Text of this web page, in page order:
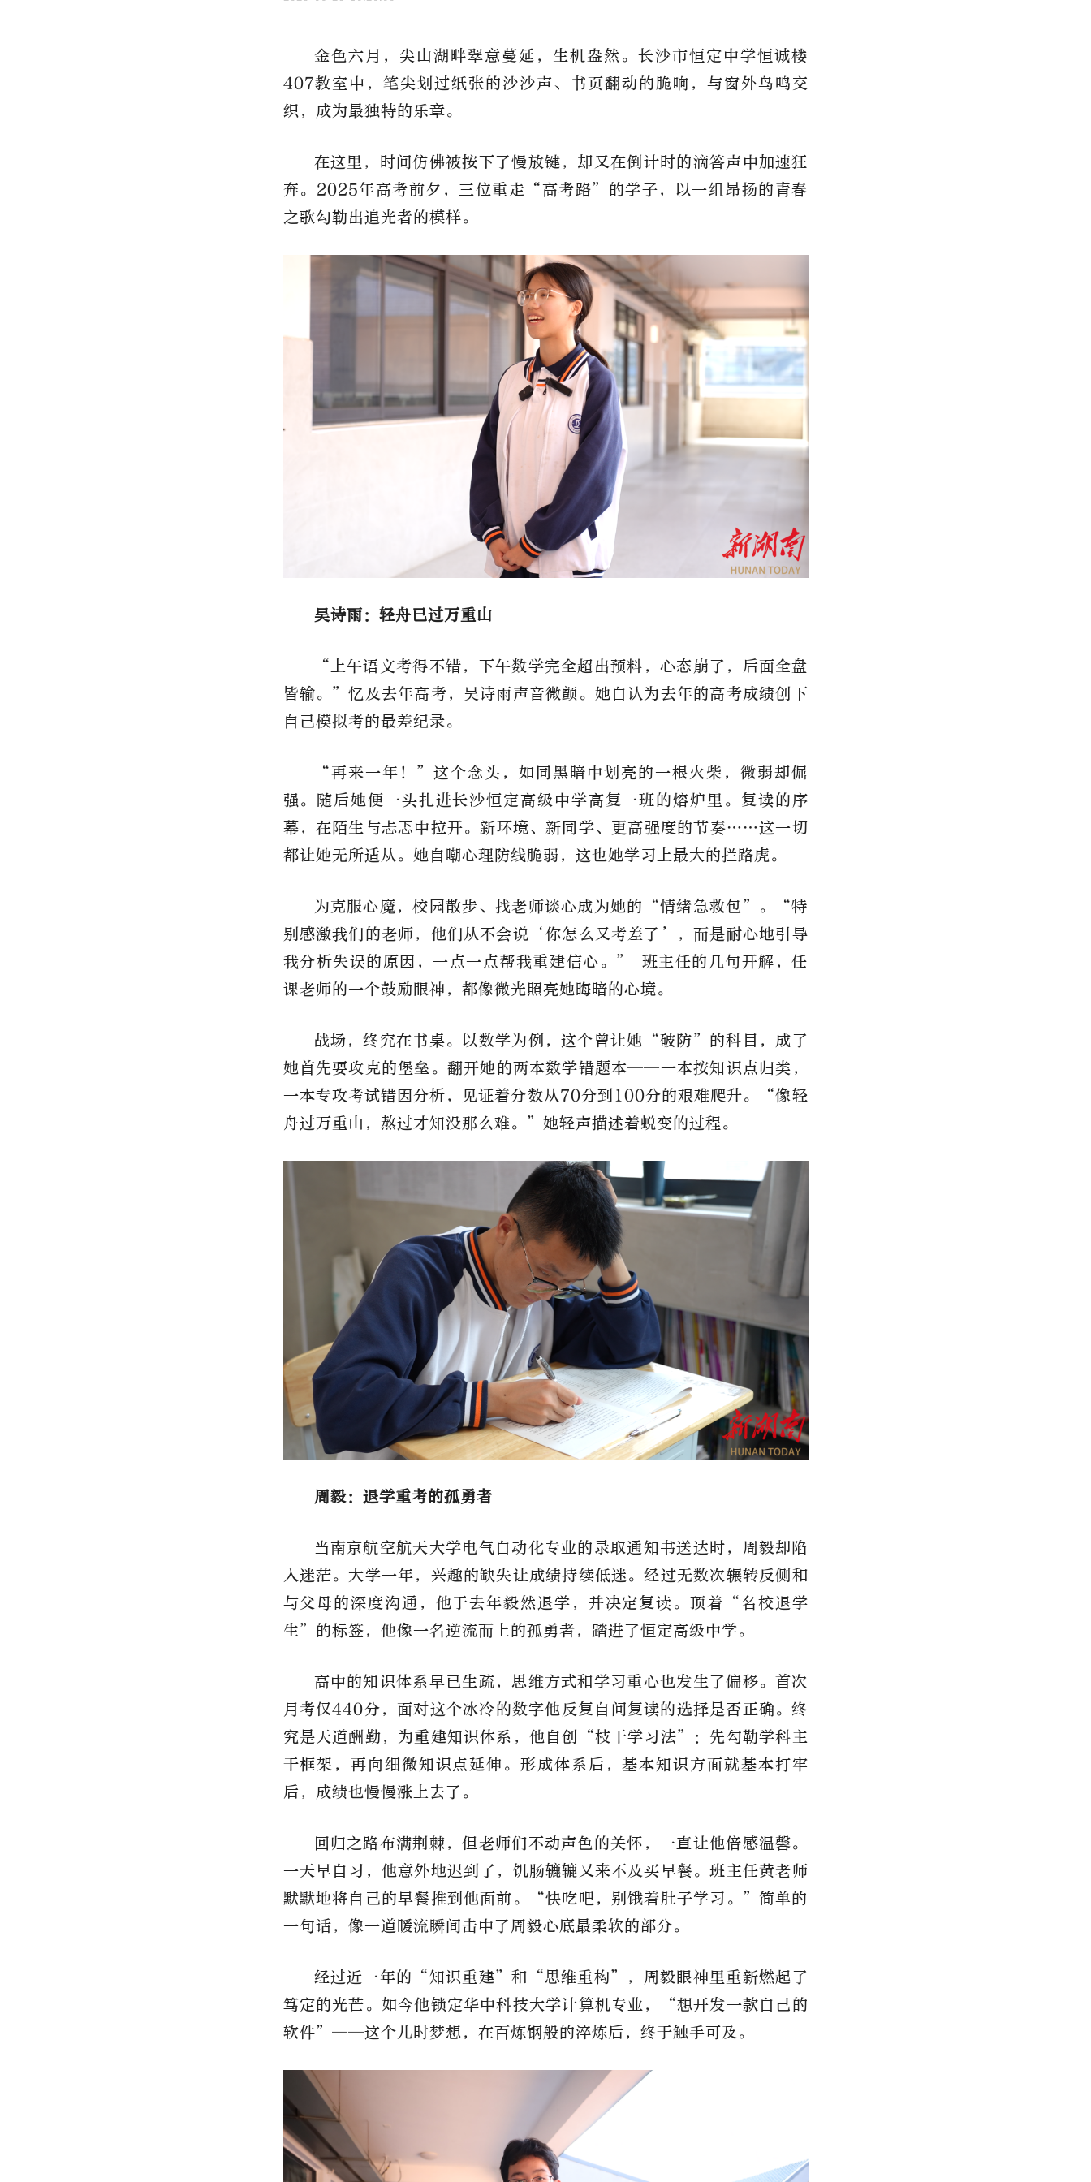
金色六月，尖山湖畔翠意蔓延，生机盎然。长沙市恒定中学恒诚楼
407教室中，笔尖划过纸张的沙沙声、书页翻动的脆响，与窗外鸟鸣交
织，成为最独特的乐章。
在这里，时间仿佛被按下了慢放键，却又在倒计时的滴答声中加速狂
奔。2025年高考前夕，三位重走“高考路”的学子，以一组昂扬的青春
之歌勾勒出追光者的模样。
吴诗雨：轻舟已过万重山
“上午语文考得不错，下午数学完全超出预料，心态崩了，后面全盘
皆输。”忆及去年高考，吴诗雨声音微颤。她自认为去年的高考成绩创下
自己模拟考的最差纪录。
“再来一年！”这个念头，如同黑暗中划亮的一根火柴，微弱却倔
强。随后她便一头扎进长沙恒定高级中学高复一班的熔炉里。复读的序
幕，在陌生与忐忑中拉开。新环境、新同学、更高强度的节奏……这一切
都让她无所适从。她自嘲心理防线脆弱，这也她学习上最大的拦路虎。
为克服心魔，校园散步、找老师谈心成为她的“情绪急救包”。“特
别感激我们的老师，他们从不会说‘你怎么又考差了’，而是耐心地引导
我分析失误的原因，一点一点帮我重建信心。” 班主任的几句开解，任
课老师的一个鼓励眼神，都像微光照亮她晦暗的心境。
战场，终究在书桌。以数学为例，这个曾让她“破防”的科目，成了
她首先要攻克的堡垒。翻开她的两本数学错题本——一本按知识点归类，
一本专攻考试错因分析，见证着分数从70分到100分的艰难爬升。“像轻
舟过万重山，熬过才知没那么难。”她轻声描述着蜕变的过程。
周毅：退学重考的孤勇者
当南京航空航天大学电气自动化专业的录取通知书送达时，周毅却陷
入迷茫。大学一年，兴趣的缺失让成绩持续低迷。经过无数次辗转反侧和
与父母的深度沟通，他于去年毅然退学，并决定复读。顶着“名校退学
生”的标签，他像一名逆流而上的孤勇者，踏进了恒定高级中学。
高中的知识体系早已生疏，思维方式和学习重心也发生了偏移。首次
月考仅440分，面对这个冰冷的数字他反复自问复读的选择是否正确。终
究是天道酬勤，为重建知识体系，他自创“枝干学习法”：先勾勒学科主
干框架，再向细微知识点延伸。形成体系后，基本知识方面就基本打牢
后，成绩也慢慢涨上去了。
回归之路布满荆棘，但老师们不动声色的关怀，一直让他倍感温馨。
一天早自习，他意外地迟到了，饥肠辘辘又来不及买早餐。班主任黄老师
默默地将自己的早餐推到他面前。“快吃吧，别饿着肚子学习。”简单的
一句话，像一道暖流瞬间击中了周毅心底最柔软的部分。
经过近一年的“知识重建”和“思维重构”，周毅眼神里重新燃起了
笃定的光芒。如今他锁定华中科技大学计算机专业，“想开发一款自己的
软件”——这个儿时梦想，在百炼钢般的淬炼后，终于触手可及。